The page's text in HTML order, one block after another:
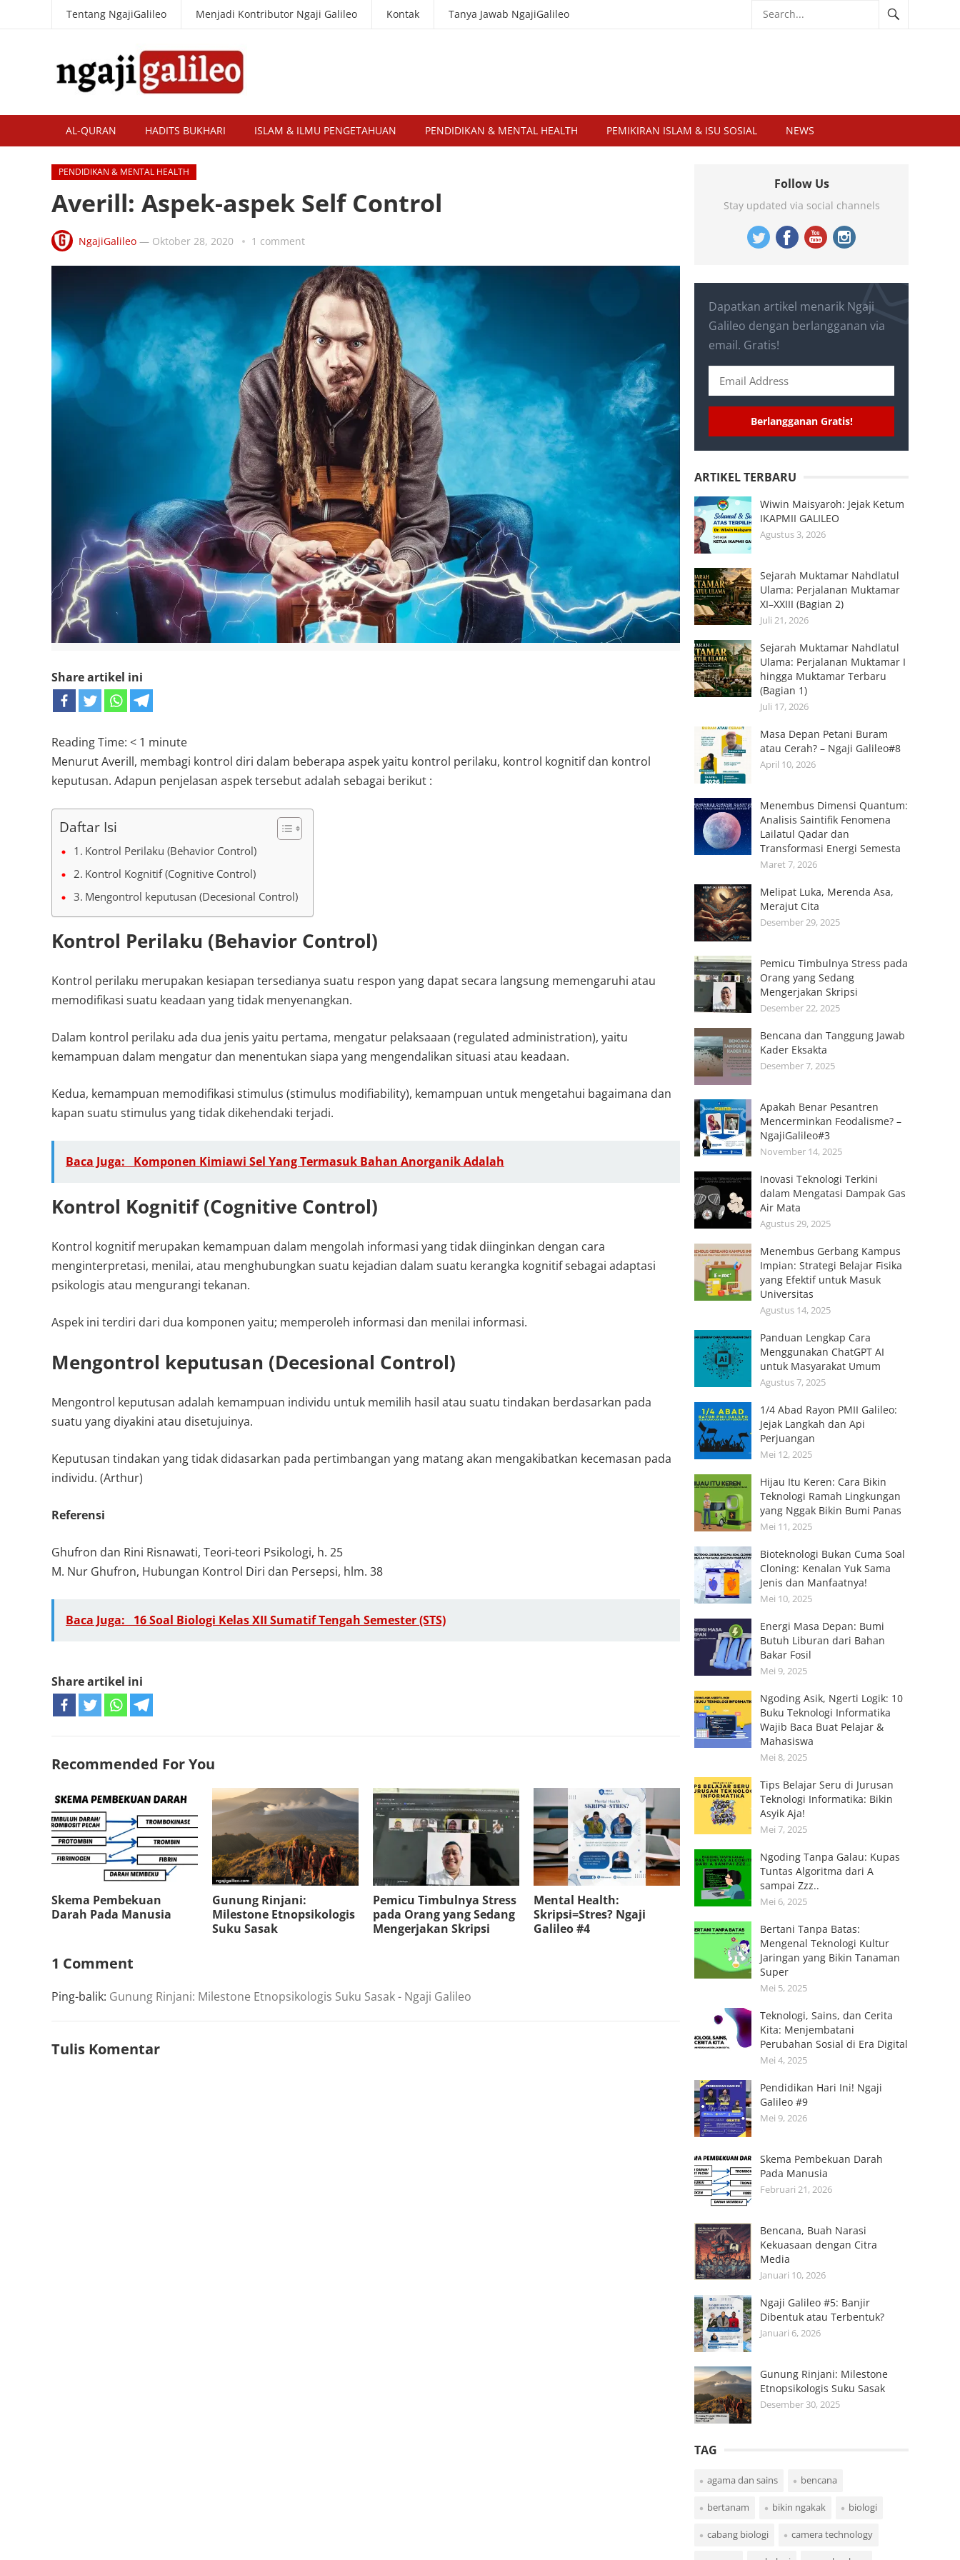
Tentang NgajiGalileo Menjadi Kontributor Ngaji Galileo Kontak Tanya Jawab NgajiGalileo
AL-QURAN HADITS BUKHARI ISLAM & ILMU PENGETAHUAN PENDIDIKAN & MENTAL HEALTH PEMIKIRAN ISLAM & ISU SOSIAL NEWS
PENDIDIKAN & MENTAL HEALTH
Averill: Aspek-aspek Self Control
NgajiGalileo — Oktober 28, 2020 1 comment
Share artikel ini
Reading Time: < 1 minute
Menurut Averill, membagi kontrol diri dalam beberapa aspek yaitu kontrol perilaku, kontrol kognitif dan kontrol
keputusan. Adapun penjelasan aspek tersebut adalah sebagai berikut :
Daftar Isi
Kontrol Perilaku (Behavior Control)
Kontrol Kognitif (Cognitive Control)
Mengontrol keputusan (Decesional Control)
Kontrol Perilaku (Behavior Control)
Kontrol perilaku merupakan kesiapan tersedianya suatu respon yang dapat secara langsung memengaruhi atau
memodifikasi suatu keadaan yang tidak menyenangkan.
Dalam kontrol perilaku ada dua jenis yaitu pertama, mengatur pelaksaaan (regulated administration), yaitu
kemampuan dalam mengatur dan menentukan siapa yang mengendalikan situasi atau keadaan.
Kedua, kemampuan memodifikasi stimulus (stimulus modifiability), kemampuan untuk mengetahui bagaimana dan
kapan suatu stimulus yang tidak dikehendaki terjadi.
Baca Juga: Komponen Kimiawi Sel Yang Termasuk Bahan Anorganik Adalah
Kontrol Kognitif (Cognitive Control)
Kontrol kognitif merupakan kemampuan dalam mengolah informasi yang tidak diinginkan dengan cara
menginterpretasi, menilai, atau menghubungkan suatu kejadian dalam suatu kerangka kognitif sebagai adaptasi
psikologis atau mengurangi tekanan.
Aspek ini terdiri dari dua komponen yaitu; memperoleh informasi dan menilai informasi.
Mengontrol keputusan (Decesional Control)
Mengontrol keputusan adalah kemampuan individu untuk memilih hasil atau suatu tindakan berdasarkan pada
suatu yang diyakini atau disetujuinya.
Keputusan tindakan yang tidak didasarkan pada pertimbangan yang matang akan mengakibatkan kecemasan pada
individu. (Arthur)
Referensi
Ghufron dan Rini Risnawati, Teori-teori Psikologi, h. 25
M. Nur Ghufron, Hubungan Kontrol Diri dan Persepsi, hlm. 38
Baca Juga: 16 Soal Biologi Kelas XII Sumatif Tengah Semester (STS)
Share artikel ini
Recommended For You
Skema Pembekuan
Darah Pada Manusia
Gunung Rinjani:
Milestone Etnopsikologis
Suku Sasak
Pemicu Timbulnya Stress
pada Orang yang Sedang
Mengerjakan Skripsi
Mental Health:
Skripsi=Stres? Ngaji
Galileo #4
1 Comment
Ping-balik: Gunung Rinjani: Milestone Etnopsikologis Suku Sasak - Ngaji Galileo
Tulis Komentar
Follow Us
Stay updated via social channels
Dapatkan artikel menarik Ngaji
Galileo dengan berlangganan via
email. Gratis!
Berlangganan Gratis!
ARTIKEL TERBARU
Wiwin Maisyaroh: Jejak Ketum
IKAPMII GALILEO
Agustus 3, 2026
Sejarah Muktamar Nahdlatul
Ulama: Perjalanan Muktamar
XI–XXIII (Bagian 2)
Juli 21, 2026
Sejarah Muktamar Nahdlatul
Ulama: Perjalanan Muktamar I
hingga Muktamar Terbaru
(Bagian 1)
Juli 17, 2026
Masa Depan Petani Buram
atau Cerah? – Ngaji Galileo#8
April 10, 2026
Menembus Dimensi Quantum:
Analisis Saintifik Fenomena
Lailatul Qadar dan
Transformasi Energi Semesta
Maret 7, 2026
Melipat Luka, Merenda Asa,
Merajut Cita
Desember 29, 2025
Pemicu Timbulnya Stress pada
Orang yang Sedang
Mengerjakan Skripsi
Desember 22, 2025
Bencana dan Tanggung Jawab
Kader Eksakta
Desember 7, 2025
Apakah Benar Pesantren
Mencerminkan Feodalisme? –
NgajiGalileo#3
November 14, 2025
Inovasi Teknologi Terkini
dalam Mengatasi Dampak Gas
Air Mata
Agustus 29, 2025
Menembus Gerbang Kampus
Impian: Strategi Belajar Fisika
yang Efektif untuk Masuk
Universitas
Agustus 14, 2025
Panduan Lengkap Cara
Menggunakan ChatGPT AI
untuk Masyarakat Umum
Agustus 7, 2025
1/4 Abad Rayon PMII Galileo:
Jejak Langkah dan Api
Perjuangan
Mei 12, 2025
Hijau Itu Keren: Cara Bikin
Teknologi Ramah Lingkungan
yang Nggak Bikin Bumi Panas
Mei 11, 2025
Bioteknologi Bukan Cuma Soal
Cloning: Kenalan Yuk Sama
Jenis dan Manfaatnya!
Mei 10, 2025
Energi Masa Depan: Bumi
Butuh Liburan dari Bahan
Bakar Fosil
Mei 9, 2025
Ngoding Asik, Ngerti Logik: 10
Buku Teknologi Informatika
Wajib Baca Buat Pelajar &
Mahasiswa
Mei 8, 2025
Tips Belajar Seru di Jurusan
Teknologi Informatika: Bikin
Asyik Aja!
Mei 7, 2025
Ngoding Tanpa Galau: Kupas
Tuntas Algoritma dari A
sampai Zzz..
Mei 6, 2025
Bertani Tanpa Batas:
Mengenal Teknologi Kultur
Jaringan yang Bikin Tanaman
Super
Mei 5, 2025
Teknologi, Sains, dan Cerita
Kita: Menjembatani
Perubahan Sosial di Era Digital
Mei 4, 2025
Pendidikan Hari Ini! Ngaji
Galileo #9
Mei 9, 2026
Skema Pembekuan Darah
Pada Manusia
Februari 21, 2026
Bencana, Buah Narasi
Kekuasaan dengan Citra
Media
Januari 10, 2026
Ngaji Galileo #5: Banjir
Dibentuk atau Terbentuk?
Januari 6, 2026
Gunung Rinjani: Milestone
Etnopsikologis Suku Sasak
Desember 30, 2025
TAG
agama dan sains bencana
bertanam bikin ngakak biologi
cabang biologi camera technology